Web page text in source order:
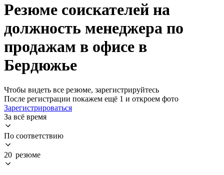
Резюме соискателей на
должность менеджера по
продажам в офисе в
Бердюжье
Чтобы видеть все резюме, зарегистрируйтесь
После регистрации покажем ещё 1 и откроем фото
Зарегистрироваться
За всё время
По соответствию
20 резюме